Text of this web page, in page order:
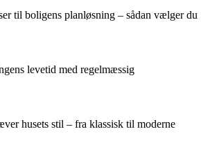
til boligens planløsning – sådan vælger du
levetid med regelmæssig
husets stil – fra klassisk til moderne